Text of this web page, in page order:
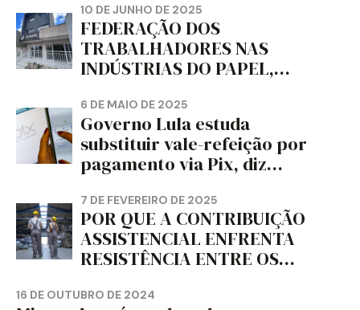
MUNDO, DIZ FITCH
10 DE JUNHO DE 2025
FEDERAÇÃO DOS
TRABALHADORES NAS
INDÚSTRIAS DO PAPEL,
CORTIÇA E ARTEFATOS DE
PAPEL DO ESTADO DO
PARANÁ – FETRAPEL-PR
6 DE MAIO DE 2025
Governo Lula estuda
substituir vale-refeição por
pagamento via Pix, diz
7 DE FEVEREIRO DE 2025
POR QUE A CONTRIBUIÇÃO
ASSISTENCIAL ENFRENTA
RESISTÊNCIA ENTRE OS
16 DE OUTUBRO DE 2024